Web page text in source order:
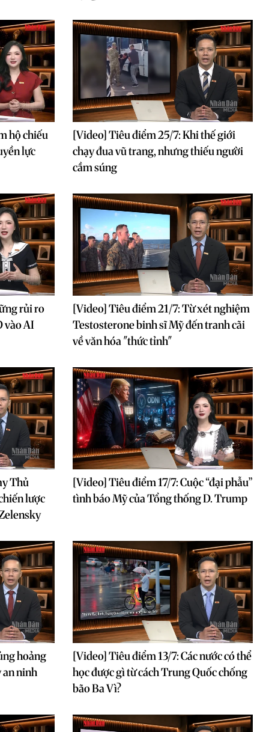
hộ chiếu
lực
[Video] Tiêu điểm 25/7: Khi thế giới
chạy đua vũ trang, nhưng thiếu người
cầm súng
rủi ro
vào AI
[Video] Tiêu điểm 21/7: Từ xét nghiệm
Testosterone binh sĩ Mỹ đến tranh cãi
về văn hóa "thức tỉnh"
Thủ
lược
[Video] Tiêu điểm 17/7: Cuộc “đại phẫu”
tình báo Mỹ của Tổng thống D. Trump
hoảng
ninh
[Video] Tiêu điểm 13/7: Các nước có thể
học được gì từ cách Trung Quốc chống
bão Ba Vì?